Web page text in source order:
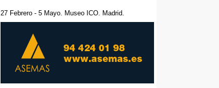
27 Febrero - 5 Mayo. Museo ICO. Madrid.